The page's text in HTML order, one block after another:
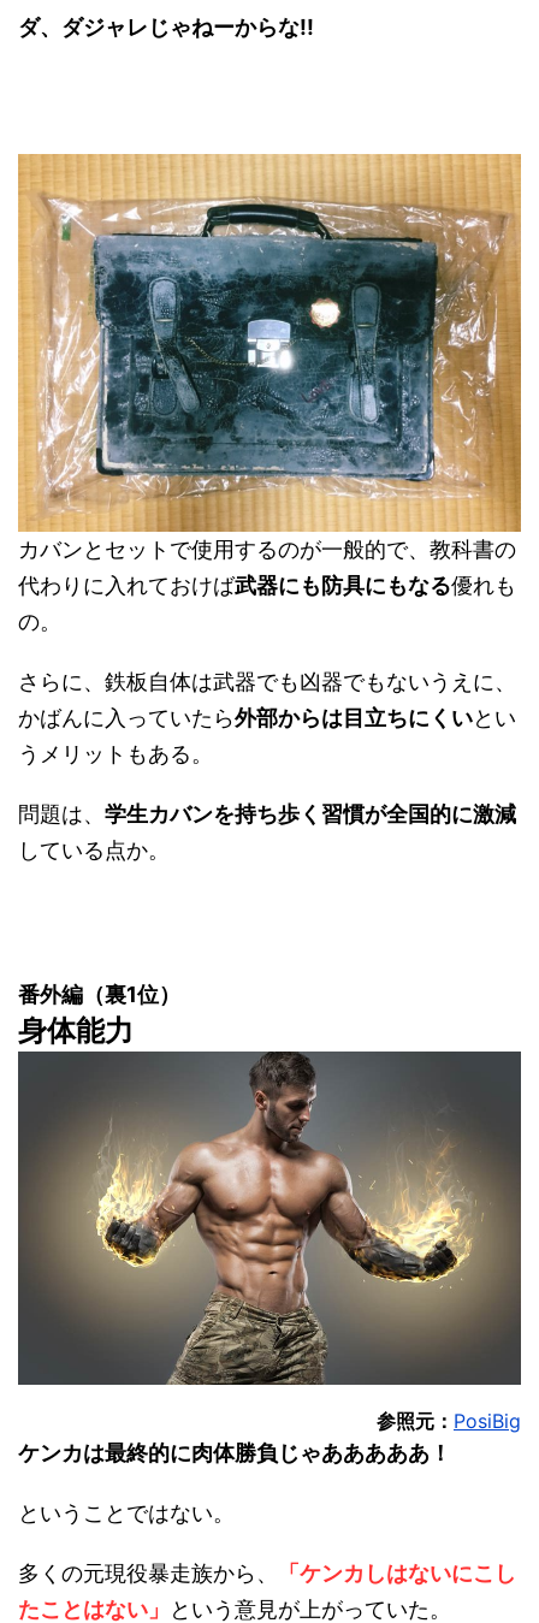
ダ、ダジャレじゃねーからな!!
カバンとセットで使用するのが一般的で、教科書の
代わりに入れておけば武器にも防具にもなる優れも
の。
さらに、鉄板自体は武器でも凶器でもないうえに、
かばんに入っていたら外部からは目立ちにくいとい
うメリットもある。
問題は、 学生カバンを持ち歩く習慣が全国的に激減
している点か。
番外編（裏1位）
身体能力
参照元： PosiBig
ケンカは最終的に肉体勝負じゃあああああ！
ということではない。
多くの元現役暴走族から、
「ケンカしはないにこし
たことはない」
という意見が上がっていた。